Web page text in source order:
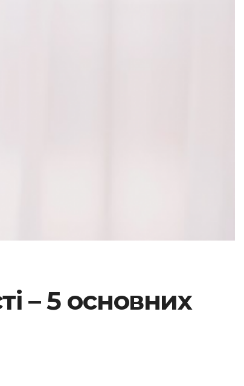
– 5 основних